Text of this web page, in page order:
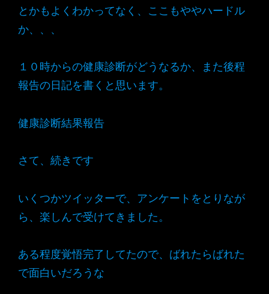
とかもよくわかってなく、ここもややハードル
か、、、
１０時からの健康診断がどうなるか、また後程
報告の日記を書くと思います。
健康診断結果報告
さて、続きです
いくつかツイッターで、アンケートをとりなが
ら、楽しんで受けてきました。
ある程度覚悟完了してたので、ばれたらばれた
で面白いだろうな